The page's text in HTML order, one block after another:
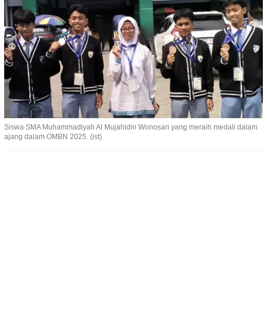
Siswa SMA Muhammadiyah Al Mujahidin Wonosari yang meraih medali dalam
ajang dalam OMBN 2025. (ist)